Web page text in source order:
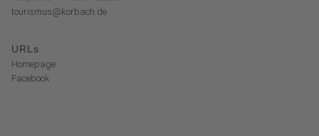
tourismus@korbach.de
URLs
Homepage
Facebook